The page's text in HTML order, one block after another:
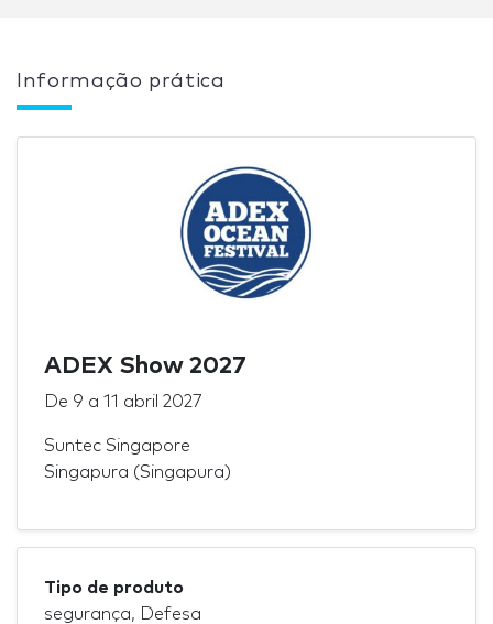
Informação prática
ADEX Show 2027
De 9 a 11 abril 2027
Suntec Singapore
Singapura (Singapura)
Tipo de produto
segurança, Defesa